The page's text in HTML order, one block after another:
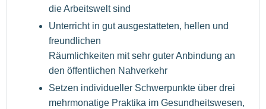
die Arbeitswelt sind
Unterricht in gut ausgestatteten, hellen und
freundlichen
Räumlichkeiten mit sehr guter Anbindung an
den öffentlichen Nahverkehr
Setzen individueller Schwerpunkte über drei
mehrmonatige Praktika im Gesundheitswesen,